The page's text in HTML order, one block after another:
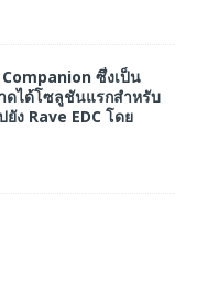
ซึ่งเป็น
ได้โซลูชันแรกสำหรับ
ง Rave EDC โดย